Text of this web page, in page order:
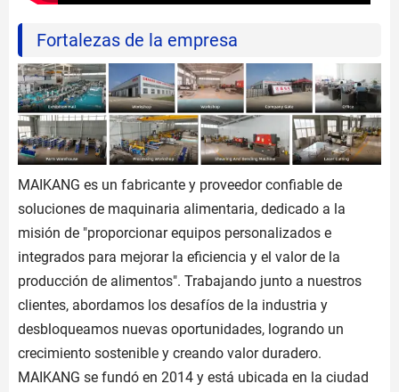
Fortalezas de la empresa
MAIKANG es un fabricante y proveedor confiable de
soluciones de maquinaria alimentaria, dedicado a la
misión de "proporcionar equipos personalizados e
integrados para mejorar la eficiencia y el valor de la
producción de alimentos". Trabajando junto a nuestros
clientes, abordamos los desafíos de la industria y
desbloqueamos nuevas oportunidades, logrando un
crecimiento sostenible y creando valor duradero.
MAIKANG se fundó en 2014 y está ubicada en la ciudad